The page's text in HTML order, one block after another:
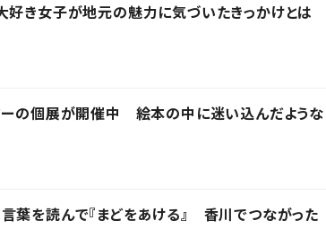
き女子が地元の魅力に気づいたきっかけとは
ーの個展が開催中 絵本の中に迷い込んだような
葉を読んで『まどをあける』 香川でつながった